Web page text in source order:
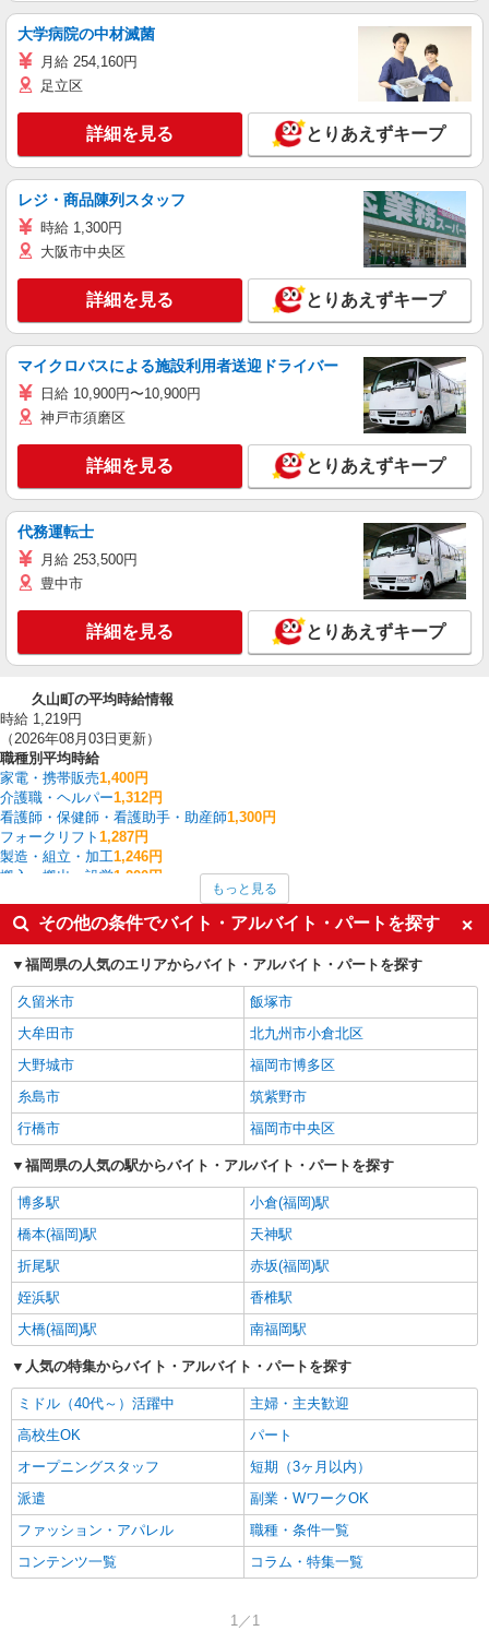
大学病院の中材滅菌
月給 254,160円
足立区
詳細を見る とりあえずキープ
レジ・商品陳列スタッフ
時給 1,300円
大阪市中央区
詳細を見る とりあえずキープ
マイクロバスによる施設利用者送迎ドライバー
日給 10,900円〜10,900円
神戸市須磨区
詳細を見る とりあえずキープ
代務運転士
月給 253,500円
豊中市
詳細を見る とりあえずキープ
久山町の平均時給情報
時給 1,219円
（2026年08月03日更新）
職種別平均時給
家電・携帯販売1,400円
介護職・ヘルパー1,312円
看護師・保健師・看護助手・助産師1,300円
フォークリフト 1,287円
製造・組立・加工1,246円
搬入・搬出・設営1,200円
1,196円
保育士・保育補助1,181円
入出庫・商品管理・検品・検査
1,168円
清掃・ハウスクリーニング 1,160円
久山町の他の職種の平均時給を見る
もっと見る
その他の条件でバイト・アルバイト・パートを探す
福岡県の人気のエリアからバイト・アルバイト・パートを探す
久留米市
飯塚市
大牟田市
北九州市小倉北区
大野城市
福岡市博多区
糸島市
筑紫野市
行橋市
福岡市中央区
福岡県の人気の駅からバイト・アルバイト・パートを探す
博多駅
小倉(福岡)駅
橋本(福岡)駅
天神駅
折尾駅
赤坂(福岡)駅
姪浜駅
香椎駅
大橋(福岡)駅
南福岡駅
人気の特集からバイト・アルバイト・パートを探す
ミドル（40代～）活躍中
主婦・主夫歓迎
高校生OK
パート
オープニングスタッフ
短期（3ヶ月以内）
派遣
副業・WワークOK
ファッション・アパレル
職種・条件一覧
コンテンツ一覧
コラム・特集一覧
1／1